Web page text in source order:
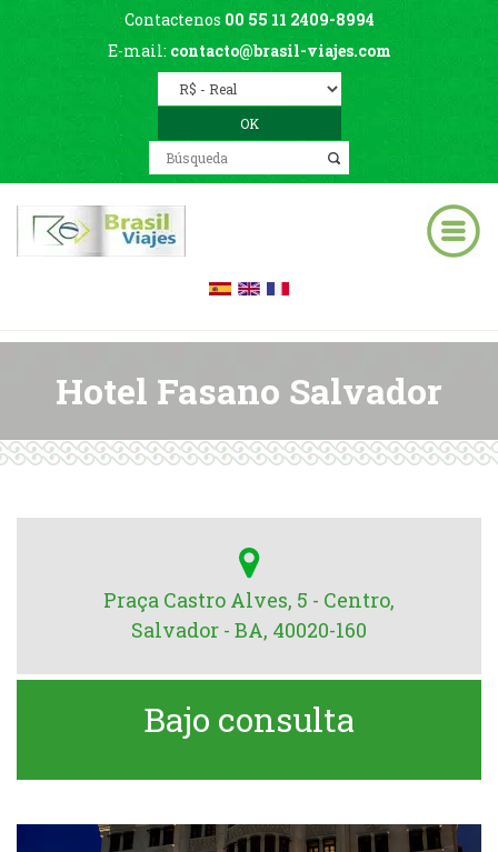
Contactenos 00 55 11 2409-8994
E-mail: contacto@brasil-viajes.com
Hotel Fasano Salvador
Praça Castro Alves, 5 - Centro,
Salvador - BA, 40020-160
Bajo consulta